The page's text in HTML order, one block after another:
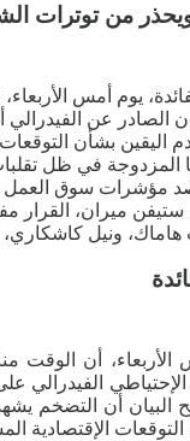
ويحذر من توترات
عن الفيدرالي
المزدوجة في ظل
سوق العمل
ستيفن ميران،
ونيل
الأربعاء، أن
أن التضخم يشهد
الإقتصادية